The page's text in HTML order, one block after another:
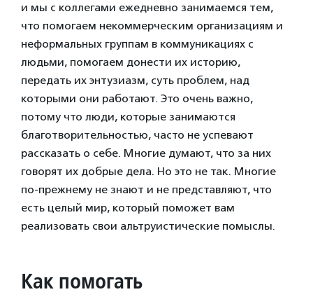
и мы с коллегами ежедневно занимаемся тем,
что помогаем некоммерческим организациям и
неформальных группам в коммуникациях с
людьми, помогаем донести их историю,
передать их энтузиазм, суть проблем, над
которыми они работают. Это очень важно,
потому что люди, которые занимаются
благотворительностью, часто не успевают
рассказать о себе. Многие думают, что за них
говорят их добрые дела. Но это не так. Многие
по-прежнему не знают и не представляют, что
есть целый мир, который поможет вам
реализовать свои альтруистические помыслы.
Как помогать